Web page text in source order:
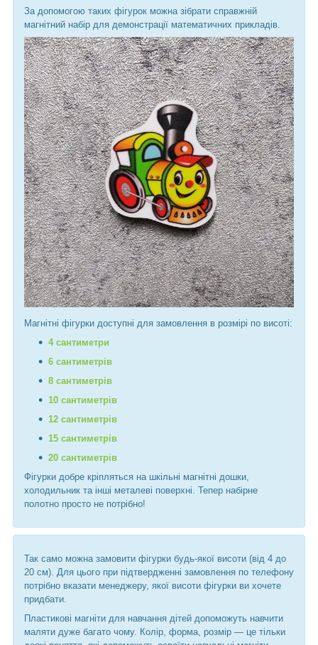
За допомогою таких фігурок можна зібрати справжній
магнітний набір для демонстрації математичних прикладів.
Магнітні фігурки доступні для замовлення в розмірі по висоті:
4 сантиметри
6 сантиметрів
8 сантиметрів
10 сантиметрів
12 сантиметрів
15 сантиметрів
20 сантиметрів
Фігурки добре кріпляться на шкільні магнітні дошки,
холодильник та інші металеві поверхні. Тепер набірне
полотно просто не потрібно!
Так само можна замовити фігурки будь-якої висоти (від 4 до
20 см). Для цього при підтвердженні замовлення по телефону
потрібно вказати менеджеру, якої висоти фігурки ви хочете
придбати.
Пластикові магніти для навчання дітей допоможуть навчити
маляти дуже багато чому. Колір, форма, розмір ― це тільки